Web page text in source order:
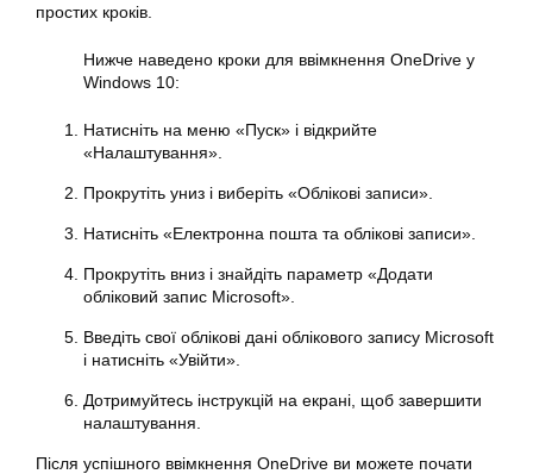
простих кроків.
Нижче наведено кроки для ввімкнення OneDrive у
Windows 10:
Натисніть на меню «Пуск» і відкрийте
«Налаштування».
Прокрутіть униз і виберіть «Облікові записи».
Натисніть «Електронна пошта та облікові записи».
Прокрутіть вниз і знайдіть параметр «Додати
обліковий запис Microsoft».
Введіть свої облікові дані облікового запису Microsoft
і натисніть «Увійти».
Дотримуйтесь інструкцій на екрані, щоб завершити
налаштування.
Після успішного ввімкнення OneDrive ви можете почати